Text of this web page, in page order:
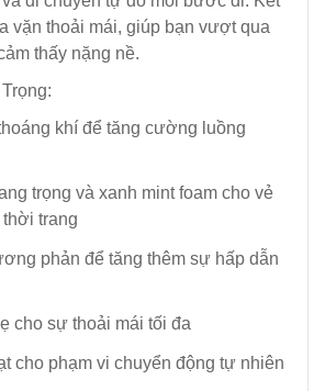
vặn thoải mái, giúp bạn vượt qua
thấy nặng nề.
khí để tăng cường luồng
trọng và xanh mint foam cho vẻ
trang
phản để tăng thêm sự hấp dẫn
cho sự thoải mái tối đa
cho phạm vi chuyển động tự nhiên